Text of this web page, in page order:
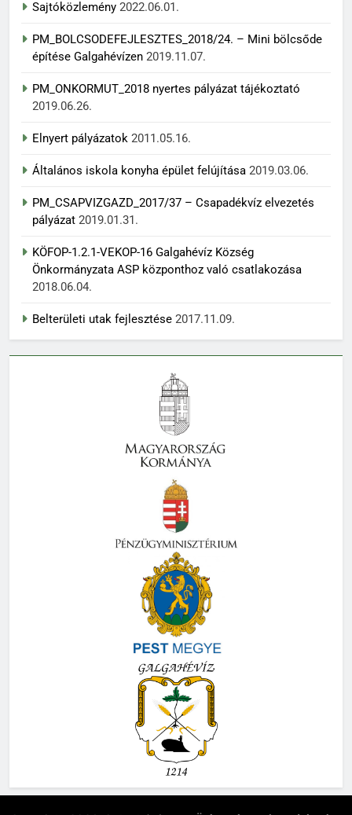
Sajtóközlemény 2022.06.01.
PM_BOLCSODEFEJLESZTES_2018/24. – Mini bölcsőde
építése Galgahévízen 2019.11.07.
PM_ONKORMUT_2018 nyertes pályázat tájékoztató
2019.06.26.
Elnyert pályázatok 2011.05.16.
Általános iskola konyha épület felújítása 2019.03.06.
PM_CSAPVIZGAZD_2017/37 – Csapadékvíz elvezetés
pályázat 2019.01.31.
KÖFOP-1.2.1-VEKOP-16 Galgahévíz Község
Önkormányzata ASP központhoz való csatlakozása
2018.06.04.
Belterületi utak fejlesztése 2017.11.09.